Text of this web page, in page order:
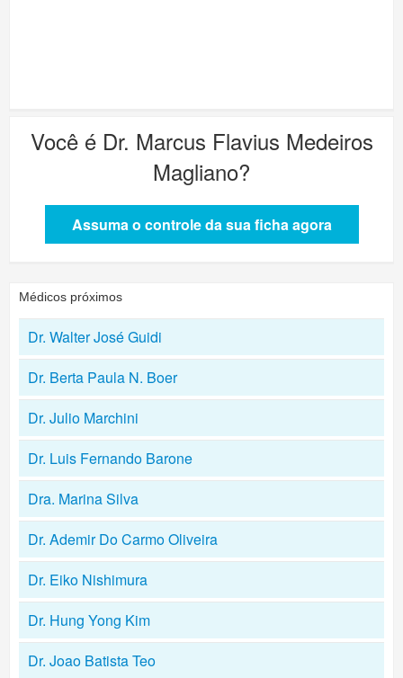
Você é Dr. Marcus Flavius Medeiros
Magliano?
Assuma o controle da sua ficha agora
Médicos próximos
Dr. Walter José Guidi
Dr. Berta Paula N. Boer
Dr. Julio Marchini
Dr. Luis Fernando Barone
Dra. Marina Silva
Dr. Ademir Do Carmo Oliveira
Dr. Eiko Nishimura
Dr. Hung Yong Kim
Dr. Joao Batista Teo